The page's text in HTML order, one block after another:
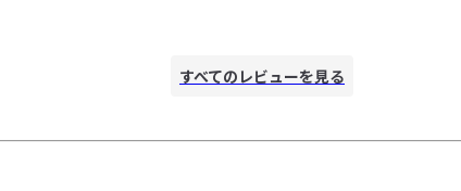
すべてのレビューを見る